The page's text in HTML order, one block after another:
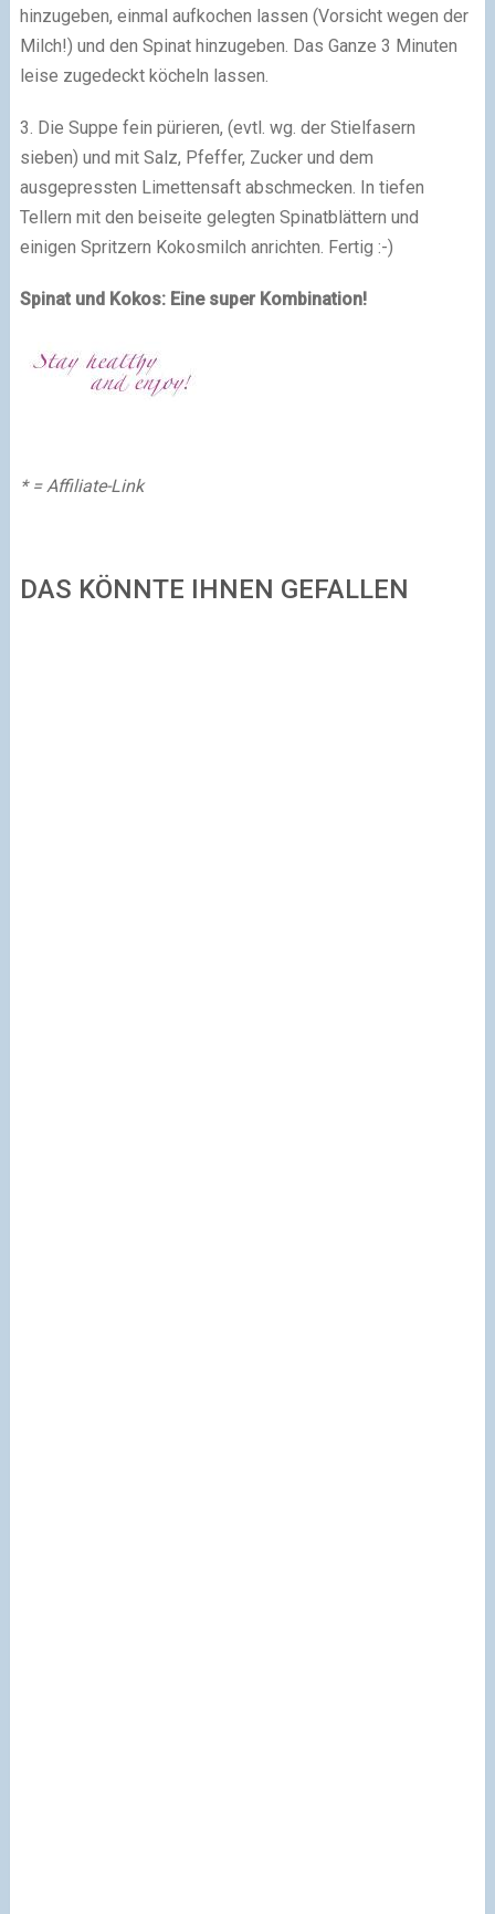
hinzugeben, einmal aufkochen lassen (Vorsicht wegen der
Milch!) und den Spinat hinzugeben. Das Ganze 3 Minuten
leise zugedeckt köcheln lassen.
3. Die Suppe fein pürieren, (evtl. wg. der Stielfasern
sieben) und mit Salz, Pfeffer, Zucker und dem
ausgepressten Limettensaft abschmecken. In tiefen
Tellern mit den beiseite gelegten Spinatblättern und
einigen Spritzern Kokosmilch anrichten. Fertig :-)
Spinat und Kokos: Eine super Kombination!
* = Affiliate-Link
DAS KÖNNTE IHNEN GEFALLEN